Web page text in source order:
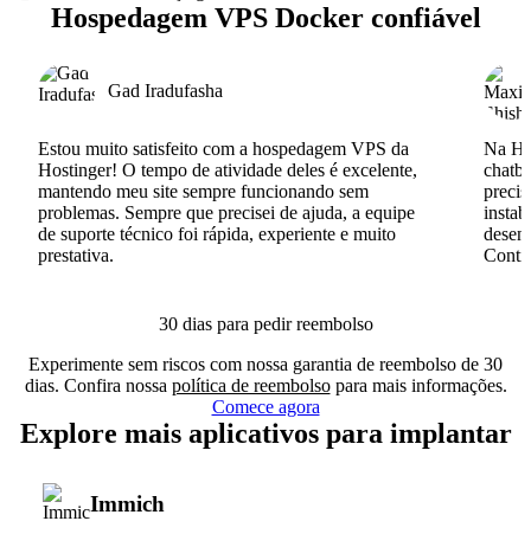
Hospedagem VPS Docker confiável
Gad Iradufasha
Estou muito satisfeito com a hospedagem VPS da
Hostinger! O tempo de atividade deles é excelente,
mantendo meu site sempre funcionando sem
problemas. Sempre que precisei de ajuda, a equipe
de suporte técnico foi rápida, experiente e muito
prestativa.
Na
30 dias para pedir reembolso
Experimente sem riscos com nossa garantia de reembolso de 30
dias. Confira nossa política de reembolsopara mais informações.
Comece agora
Explore mais aplicativos para implantar
Immich